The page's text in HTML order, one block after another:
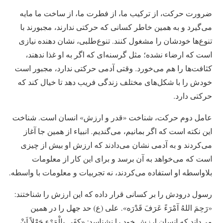
ضرورت حرکت، از ترکیب ما، از فطرت ما، از ساخت ما مایه
می‌گیرد و به همین خاطر کسانی که حرکتی ندارند، مجبورند با
تنوع‌ها خودشان را مشغول کنند. تنوع‌طلبی، نشان دهنده نیازی
است که ارضاء نشده؛ مثل گرسنه‌ای که اگر به او غذا ندهند،
کثافت‌ها را هم می‌خورد. وقتی آدمی حرکتی ندارد، مجبور است
خودش را با شکل‌های مختلف زندگی فریب دهد تا خیال کند که
حرکتی دارد.
عامل دوم حرکت، شناخت «قدر و ارزش» انسان است. شناخت
این نکته است که اگر بمانیم، می‌گندیم. انبیاء از همین جا آغاز
می‌کردند و به آدمی نشان می‌دادند که ارزش او بیش از چیزی
است که می‌خواهد به آن برسد و برای این کار از معلومات
بلاواسطه او استفاده می‌کردند، نه تجربیات و معلومات با واسطه.
رسول درودش را بر کسانی قرار داده که این ارزش را شناختند:
«رَحِمَ اللهُ آمْرَءً عَرَفَ قَدْرَه». علی (ع) حد جهل را در همین